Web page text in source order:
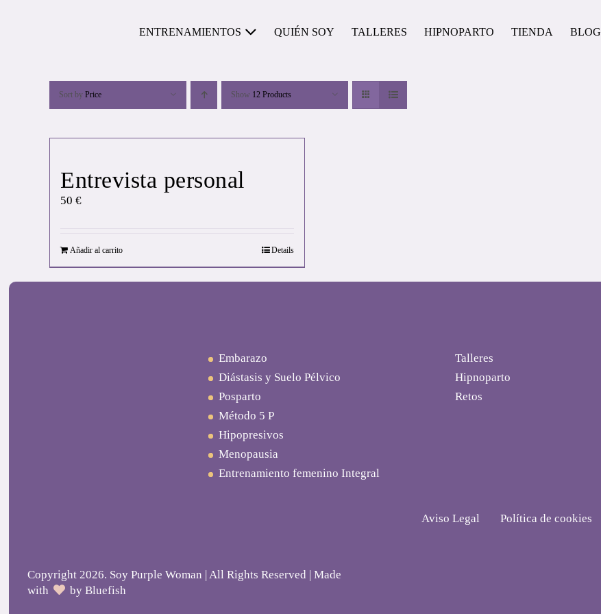
ENTRENAMIENTOS QUIÉN SOY TALLERES HIPNOPARTO TIENDA BLOG
Sort by Price Show 12 Products
Entrevista personal
50 €
Añadir al carrito Details
Embarazo
Diástasis y Suelo Pélvico
Posparto
Método 5 P
Hipopresivos
Menopausia
Entrenamiento femenino Integral
Talleres
Hipnoparto
Retos
Aviso Legal Política de cookies
Copyright 2026. Soy Purple Woman | All Rights Reserved | Made
with
by Bluefish